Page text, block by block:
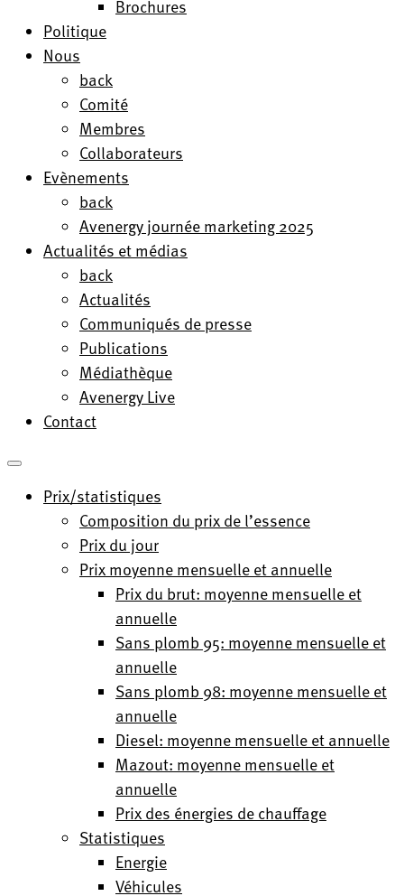
Brochures
Politique
Nous
back
Comité
Membres
Collaborateurs
Evènements
back
Avenergy journée marketing 2025
Actualités et médias
back
Actualités
Communiqués de presse
Publications
Médiathèque
Avenergy Live
Contact
Prix/statistiques
Composition du prix de l’essence
Prix du jour
Prix moyenne mensuelle et annuelle
Prix du brut: moyenne mensuelle et
annuelle
Sans plomb 95: moyenne mensuelle et
annuelle
Sans plomb 98: moyenne mensuelle et
annuelle
Diesel: moyenne mensuelle et annuelle
Mazout: moyenne mensuelle et
annuelle
Prix des énergies de chauffage
Statistiques
Energie
Véhicules